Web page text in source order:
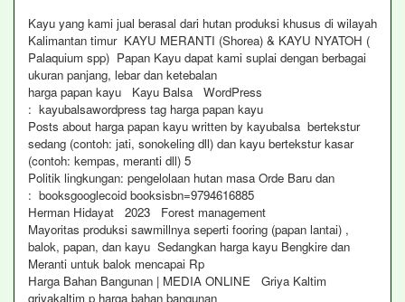
Kayu yang kami jual berasal dari hutan produksi khusus di wilayah
Kalimantan timur KAYU MERANTI (Shorea) & KAYU NYATOH (
Palaquium spp) Papan Kayu dapat kami suplai dengan berbagai
ukuran panjang, lebar dan ketebalan
harga papan kayu Kayu Balsa WordPress
: kayubalsawordpress tag harga papan kayu
Posts about harga papan kayu written by kayubalsa bertekstur
sedang (contoh: jati, sonokeling dll) dan kayu bertekstur kasar
(contoh: kempas, meranti dll) 5
Politik lingkungan: pengelolaan hutan masa Orde Baru dan
: booksgooglecoid booksisbn=9794616885
Herman Hidayat 2023 Forest management
Mayoritas produksi sawmillnya seperti fooring (papan lantai) ,
balok, papan, dan kayu Sedangkan harga kayu Bengkire dan
Meranti untuk balok mencapai Rp
Harga Bahan Bangunan | MEDIA ONLINE Griya Kaltim
griyakaltim p harga bahan bangunan